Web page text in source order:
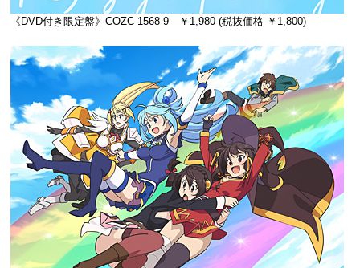
《DVD付き限定盤》COZC-1568-9 ￥1,980 (税抜価格 ￥1,800)